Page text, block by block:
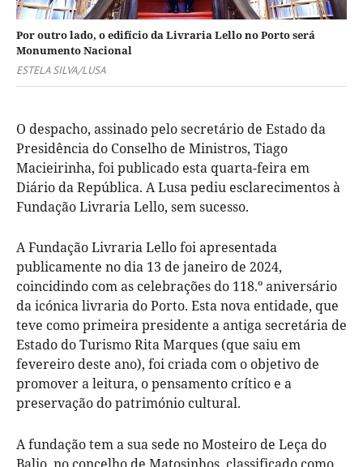
Por outro lado, o edifício da Livraria Lello no Porto será
Monumento Nacional
ESTELA SILVA/LUSA
O despacho, assinado pelo secretário de Estado da
Presidência do Conselho de Ministros, Tiago
Macieirinha, foi publicado esta quarta-feira em
Diário da República. A Lusa pediu esclarecimentos à
Fundação Livraria Lello, sem sucesso.
A Fundação Livraria Lello foi apresentada
publicamente no dia 13 de janeiro de 2024,
coincidindo com as celebrações do 118.º aniversário
da icónica livraria do Porto. Esta nova entidade, que
teve como primeira presidente a antiga secretária de
Estado do Turismo Rita Marques (que saiu em
fevereiro deste ano), foi criada com o objetivo de
promover a leitura, o pensamento crítico e a
preservação do património cultural.
A fundação tem a sua sede no Mosteiro de Leça do
Balio, no concelho de Matosinhos, classificado como